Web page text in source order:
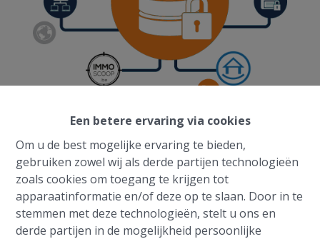
Een betere ervaring via cookies
Om u de best mogelijke ervaring te bieden,
gebruiken zowel wij als derde partijen technologieën
zoals cookies om toegang te krijgen tot
apparaatinformatie en/of deze op te slaan. Door in te
stemmen met deze technologieën, stelt u ons en
derde partijen in de mogelijkheid persoonlijke